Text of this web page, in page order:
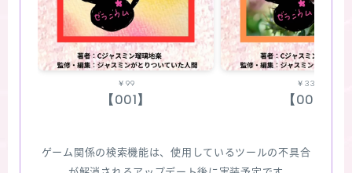
￥99
【001】
￥330
【002】
ゲーム関係の検索機能は、使用しているツールの不具合